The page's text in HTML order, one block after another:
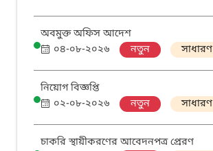
অবমুক্ত অফিস আদেশ
০৪-০৮-২০২৬
নতুন সাধারণ
নিয়োগ বিজ্ঞপ্তি
০২-০৮-২০২৬
নতুন সাধারণ
চাকরি স্থায়ীকরণের আবেদনপত্র প্রেরণ